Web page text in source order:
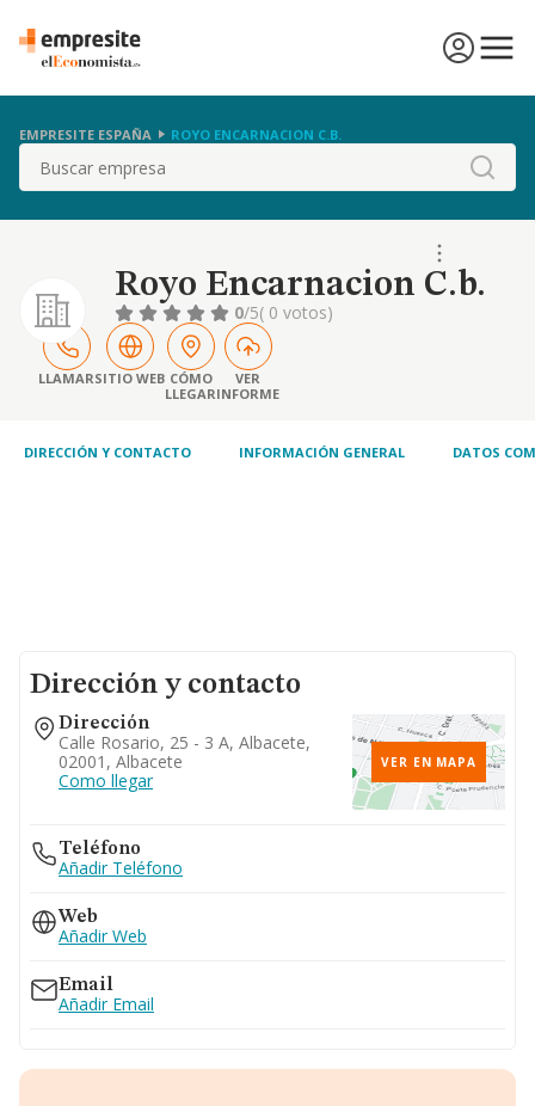
EMPRESITE ESPAÑA ROYO ENCARNACION C.B.
Buscar
Royo Encarnacion C.b.
0/5( 0 votos)
LLAMARSITIO WEB CÓMO
LLEGAR
VER
INFORME
DIRECCIÓN Y CONTACTO INFORMACIÓN GENERAL DATOS
Dirección y contacto
Dirección
Calle Rosario, 25 - 3 A, Albacete,
02001, Albacete
Como llegar
VER EN MAPA
Teléfono
Añadir Teléfono
Web
Añadir Web
Email
Añadir Email